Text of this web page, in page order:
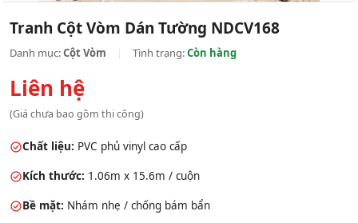
Tranh Cột Vòm Dán Tường NDCV168
Danh mục:Cột Vòm Tình trạng:Còn hàng
Liên hệ
(Giá chưa bao gồm thi công)
Chất liệu: PVC phủ vinyl cao cấp
Kích thước: 1.06m x 15.6m / cuộn
Bề mặt: Nhám nhẹ / chống bám bẩn